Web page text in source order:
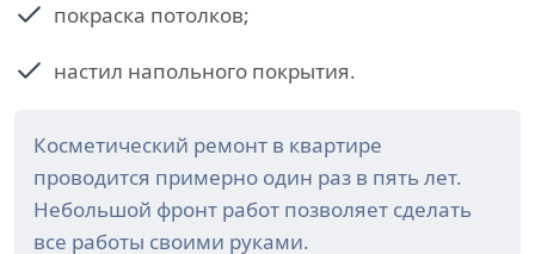
покраска потолков;
настил напольного покрытия.
Косметический ремонт в квартире
проводится примерно один раз в пять лет.
Небольшой фронт работ позволяет сделать
все работы своими руками.